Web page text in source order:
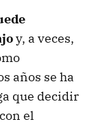
y, a veces,
años se ha
que decidir
el